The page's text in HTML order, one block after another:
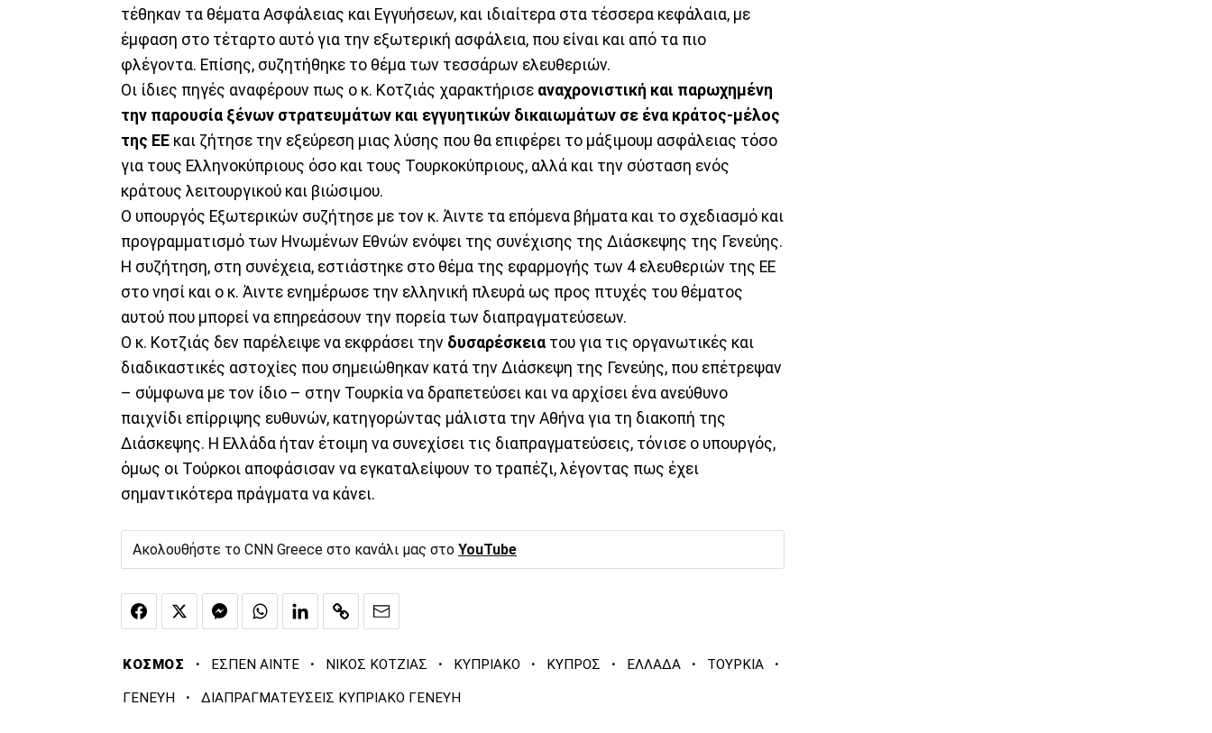
τέθηκαν τα θέματα Ασφάλειας και Εγγυήσεων, και ιδιαίτερα στα τέσσερα κεφάλαια, με
έμφαση στο τέταρτο αυτό για την εξωτερική ασφάλεια, που είναι και από τα πιο
φλέγοντα. Επίσης, συζητήθηκε το θέμα των τεσσάρων ελευθεριών.
Οι ίδιες πηγές αναφέρουν πως ο κ. Κοτζιάς χαρακτήρισε αναχρονιστική και παρωχημένη
την παρουσία ξένων στρατευμάτων και εγγυητικών δικαιωμάτων σε ένα κράτος-μέλος
της ΕΕ και ζήτησε την εξεύρεση μιας λύσης που θα επιφέρει το μάξιμουμ ασφάλειας τόσο
για τους Ελληνοκύπριους όσο και τους Τουρκοκύπριους, αλλά και την σύσταση ενός
κράτους λειτουργικού και βιώσιμου.
Ο υπουργός Εξωτερικών συζήτησε με τον κ. Άιντε τα επόμενα βήματα και το σχεδιασμό και
προγραμματισμό των Ηνωμένων Εθνών ενόψει της συνέχισης της Διάσκεψης της Γενεύης.
Η συζήτηση, στη συνέχεια, εστιάστηκε στο θέμα της εφαρμογής των 4 ελευθεριών της ΕΕ
στο νησί και ο κ. Άιντε ενημέρωσε την ελληνική πλευρά ως προς πτυχές του θέματος
αυτού που μπορεί να επηρεάσουν την πορεία των διαπραγματεύσεων.
Ο κ. Κοτζιάς δεν παρέλειψε να εκφράσει την δυσαρέσκεια του για τις οργανωτικές και
διαδικαστικές αστοχίες που σημειώθηκαν κατά την Διάσκεψη της Γενεύης, που επέτρεψαν
– σύμφωνα με τον ίδιο – στην Τουρκία να δραπετεύσει και να αρχίσει ένα ανεύθυνο
παιχνίδι επίρριψης ευθυνών, κατηγορώντας μάλιστα την Αθήνα για τη διακοπή της
Διάσκεψης. Η Ελλάδα ήταν έτοιμη να συνεχίσει τις διαπραγματεύσεις, τόνισε ο υπουργός,
όμως οι Τούρκοι αποφάσισαν να εγκαταλείψουν το τραπέζι, λέγοντας πως έχει
σημαντικότερα πράγματα να κάνει.
Ακολουθήστε το CNN Greece στο κανάλι μας στο YouTube
ΚΟΣΜΟΣ · ΕΣΠΕΝ ΑΙΝΤΕ · ΝΙΚΟΣ ΚΟΤΖΙΑΣ · ΚΥΠΡΙΑΚΟ · ΚΥΠΡΟΣ · ΕΛΛΑΔΑ · ΤΟΥΡΚΙΑ ·
ΓΕΝΕΥΗ · ΔΙΑΠΡΑΓΜΑΤΕΥΣΕΙΣ ΚΥΠΡΙΑΚΟ ΓΕΝΕΥΗ